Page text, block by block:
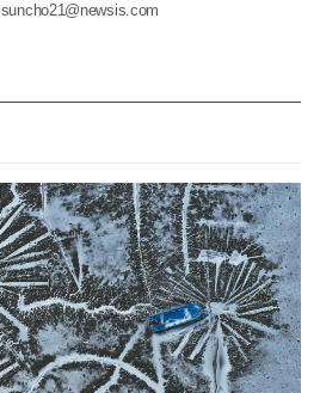
suncho21@newsis.com